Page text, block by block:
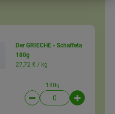
Der GRIECHE - Schaffeta
180g
27,72 € / kg
180g
Artikelanzahl